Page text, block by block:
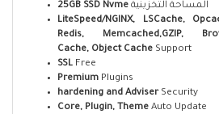
25GB SSD Nvme المساحة التخزينية
LiteSpeed/NGINX, LSCache,
Redis, Memcached,GZIP,
Cache, Object Cache Support
SSL Free
Premium Plugins
hardening and AdviserSecurity
Core, Plugin, Theme Auto Update